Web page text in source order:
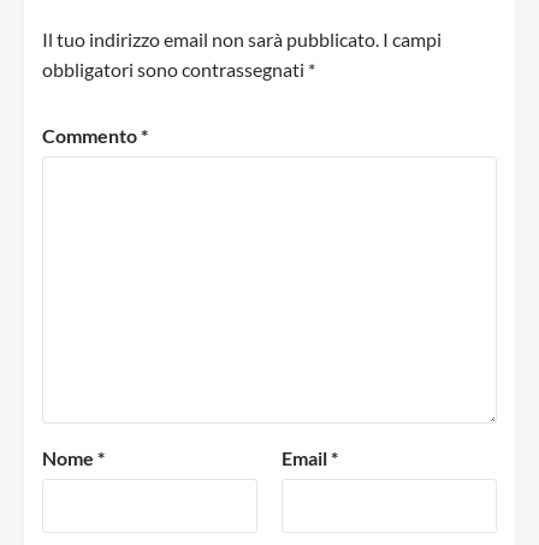
Il tuo indirizzo email non sarà pubblicato. I campi
obbligatori sono contrassegnati *
Commento*
Nome * Email*